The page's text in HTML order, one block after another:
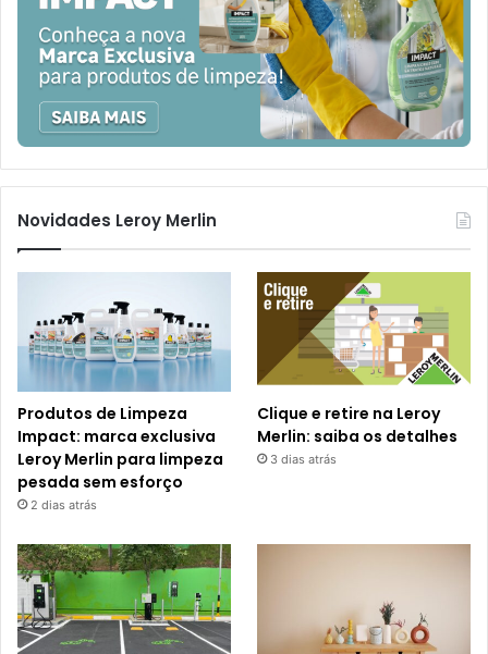
Novidades Leroy Merlin
Produtos de Limpeza
Impact: marca exclusiva
Leroy Merlin para limpeza
pesada sem esforço
2 dias atrás
Clique e retire na Leroy
Merlin: saiba os detalhes
3 dias atrás